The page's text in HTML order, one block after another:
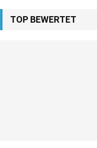
TOP BEWERTET